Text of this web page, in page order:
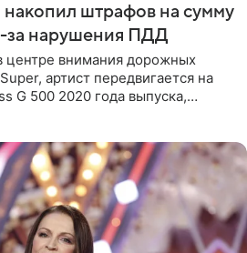
штрафов на сумму
за нарушения ПДД
центре внимания дорожных
артист передвигается на
G 500 2020 года выпуска,